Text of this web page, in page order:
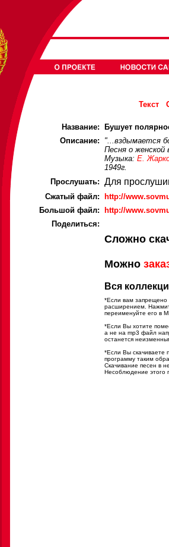
Текст
Название:
Бушует
Описание:
"...вздымается
Песня о женской
Музыка: Е.
1949г.
Прослушать: Для
Cжатый файл:
http://
Большой файл:
http://
Поделиться:
Сложно
Можно
Вся
*Если вам запрещено
расширением.
переименуйте его в
*Если Вы хотите
а не на mp3 файл
останется
*Если Вы скачиваете
программу таким
Скачивание песен в
Несоблюдение этого